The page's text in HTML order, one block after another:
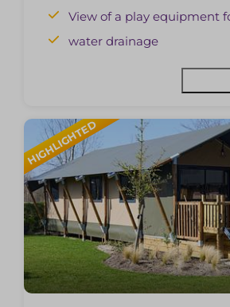
View of a play equipment
water drainage
HIGHLIGHTED